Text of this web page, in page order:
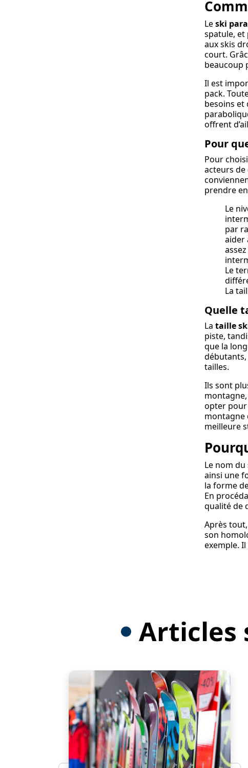
Leski
spatule, et
aux skis
court.
beaucoup
Il est
pack.
besoins et
offrent
Pour
Pour
acteurs de
prendre
Le
par
aider
Le
La
La taille
piste,
que la
débutants,
tailles.
Ils sont
opter
montagne
meilleure
Le nom
ainsi une
la forme
En
qualité de
Après
son
exemple.
Articles